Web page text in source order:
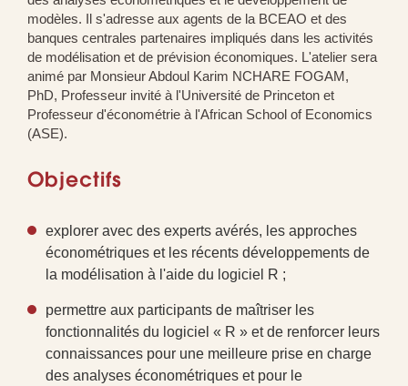
modèles. Il s'adresse aux agents de la BCEAO et des
banques centrales partenaires impliqués dans les activités
de modélisation et de prévision économiques. L'atelier sera
animé par Monsieur Abdoul Karim NCHARE FOGAM,
PhD, Professeur invité à l'Université de Princeton et
Professeur d'économétrie à l'African School of Economics
(ASE).
Objectifs
explorer avec des experts avérés, les approches
économétriques et les récents développements de
la modélisation à l'aide du logiciel R ;
permettre aux participants de maîtriser les
fonctionnalités du logiciel « R » et de renforcer leurs
connaissances pour une meilleure prise en charge
des analyses économétriques et pour le